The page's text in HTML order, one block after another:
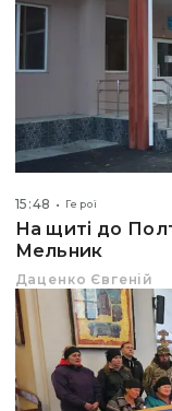
15:48 Герої
На щиті до
Мельник
Даценко Євгеній